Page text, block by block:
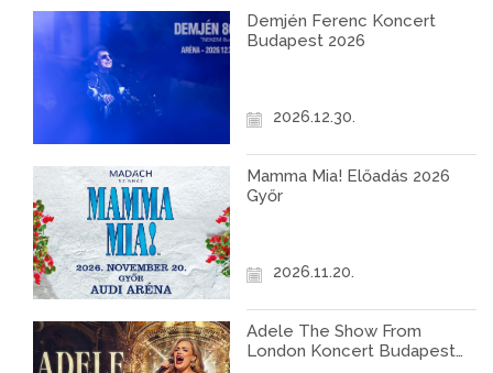
Demjén Ferenc Koncert
Budapest 2026
2026.12.30.
Mamma Mia! Előadás 2026
Győr
2026.11.20.
Adele The Show From
London Koncert Budapest